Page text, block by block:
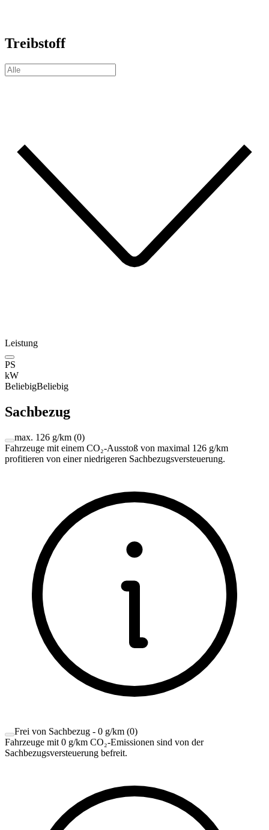
Treibstoff
Leistung
PS
kW
BeliebigBeliebig
Sachbezug
max. 126 g/km (0)
Fahrzeuge mit einem CO₂-Ausstoß von maximal 126 g/km
profitieren von einer niedrigeren Sachbezugsversteuerung.
Frei von Sachbezug - 0 g/km (0)
Fahrzeuge mit 0 g/km CO₂-Emissionen sind von der
Sachbezugsversteuerung befreit.